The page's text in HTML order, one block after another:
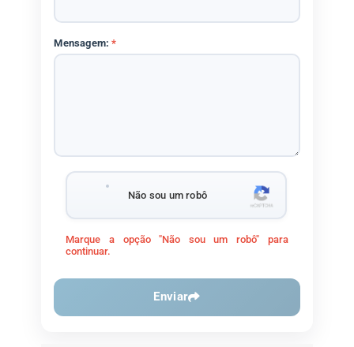
Mensagem:*
Não sou um robô
Marque a opção "Não sou um robô" para
continuar.
Enviar